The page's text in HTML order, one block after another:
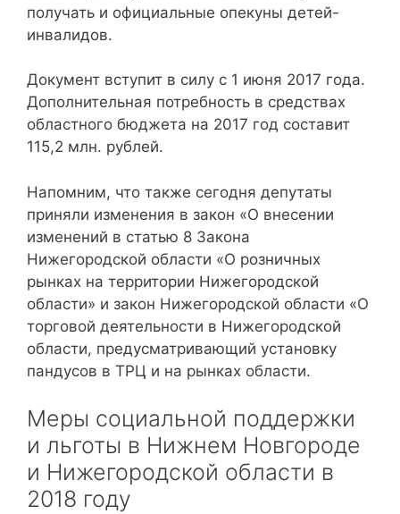
получать и официальные опекуны детей-
инвалидов.
Документ вступит в силу с 1 июня 2017 года.
Дополнительная потребность в средствах
областного бюджета на 2017 год составит
115,2 млн. рублей.
Напомним, что также сегодня депутаты
приняли изменения в закон «О внесении
изменений в статью 8 Закона
Нижегородской области «О розничных
рынках на территории Нижегородской
области» и закон Нижегородской области «О
торговой деятельности в Нижегородской
области, предусматривающий установку
пандусов в ТРЦ и на рынках области.
Меры социальной поддержки
и льготы в Нижнем Новгороде
и Нижегородской области в
2018 году